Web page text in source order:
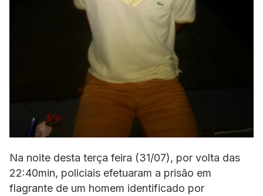
Na noite desta terça feira (31/07), por volta das
22:40min, policiais efetuaram a prisão em
flagrante de um homem identificado por